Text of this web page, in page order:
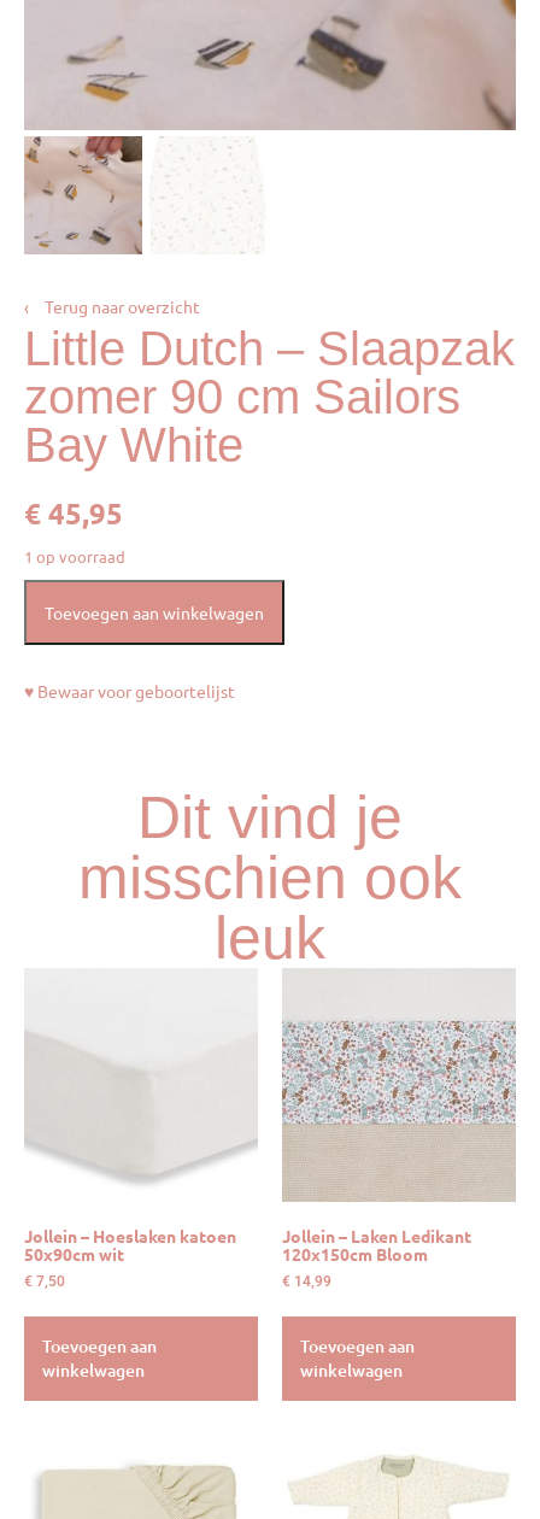
‹ Terug naar overzicht
Little Dutch – Slaapzak
zomer 90 cm Sailors
Bay White
€45,95
1 op voorraad
Toevoegen aan winkelwagen
♥ Bewaar voor geboortelijst
Dit vind je
misschien ook
leuk
Jollein – Hoeslaken katoen
50x90cm wit
€ 7,50
Toevoegen aan
winkelwagen
Jollein – Laken Ledikant
120x150cm Bloom
€ 14,99
Toevoegen aan
winkelwagen